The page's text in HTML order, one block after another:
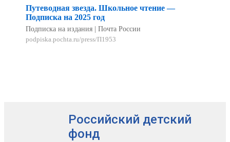
Путеводная звезда. Школьное чтение —
Подписка на 2025 год
Подписка на издания | Почта России
podpiska.pochta.ru/press/П1953
Российский детский
фонд